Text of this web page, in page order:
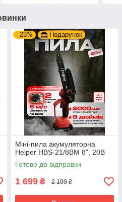
–23% Подарунок
Міні-пила акумуляторна
Helper HBS-21/8BM 8", 20В
Готово до відправки
1 699 ₴ 2 199 ₴